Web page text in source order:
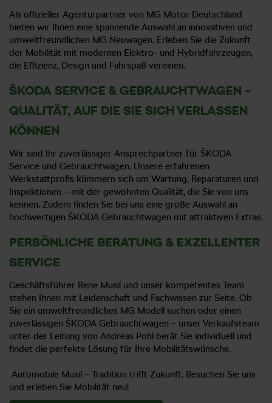
Als offizieller Agenturpartner von MG Motor Deutschland
bieten wir Ihnen eine spannende Auswahl an innovativen und
umweltfreundlichen MG Neuwagen. Erleben Sie die Zukunft
der Mobilität mit modernen Elektro- und Hybridfahrzeugen,
die Effizienz, Design und Fahrspaß vereinen.
ŠKODA SERVICE & GEBRAUCHTWAGEN –
QUALITÄT, AUF DIE SIE SICH VERLASSEN
KÖNNEN
Wir sind Ihr zuverlässiger Ansprechpartner für ŠKODA
Service und Gebrauchtwagen. Unsere erfahrenen
Werkstattprofis kümmern sich um Wartung, Reparaturen und
Inspektionen – mit der gewohnten Qualität, die Sie von uns
kennen. Zudem finden Sie bei uns eine große Auswahl an
hochwertigen ŠKODA Gebrauchtwagen mit attraktiven Extras.
PERSÖNLICHE BERATUNG & EXZELLENTER
SERVICE
Geschäftsführer Rene Musil und unser kompetentes Team
stehen Ihnen mit Leidenschaft und Fachwissen zur Seite. Ob
Sie ein umweltfreundliches MG Modell suchen oder einen
zuverlässigen ŠKODA Gebrauchtwagen – unser Verkaufsteam
unter der Leitung von Andreas Pohl berät Sie individuell und
findet die perfekte Lösung für Ihre Mobilitätswünsche.
Automobile Musil – Tradition trifft Zukunft. Besuchen Sie uns
und erleben Sie Mobilität neu!